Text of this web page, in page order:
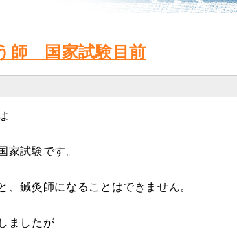
師 国家試験目前
家試験です。
、鍼灸師になることはできません。
ましたが